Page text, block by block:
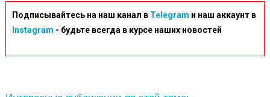
Подписывайтесь на наш канал в Telegram и наш аккаунт в
Instagram - будьте всегда в курсе наших новостей